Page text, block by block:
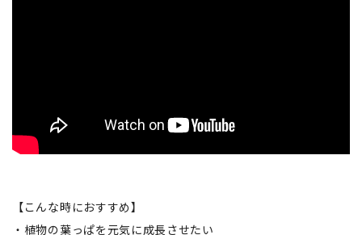
【こんな時におすすめ】
・植物の葉っぱを元気に成長させたい